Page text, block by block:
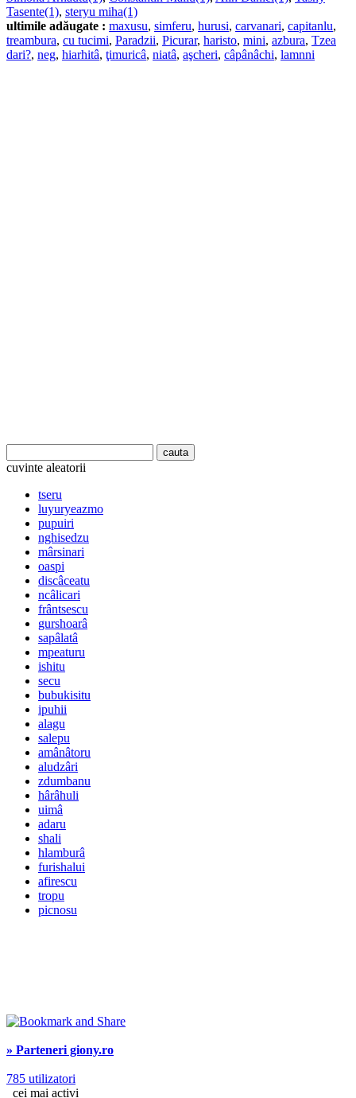
Tasente(1), steryu miha(1)
ultimile adăugate : maxusu, simferu, hurusi, carvanari, capitanlu,
treambura, cu tucimi, Paradzii, Picurar, haristo, mini, azbura, Tzea
dari?, neg, hiarhitâ, ţimuricâ, niatâ, aşcheri, câpânâchi, lamnni
cuvinte aleatorii
tseru
luyuryeazmo
pupuiri
nghisedzu
mârsinari
oaspi
discâceatu
ncâlicari
frântsescu
gurshoarâ
sapâlatâ
mpeaturu
ishitu
secu
bubukisitu
ipuhii
alagu
salepu
amânâtoru
aludzâri
zdumbanu
hârâhuli
uimâ
adaru
shali
hlamburâ
furishalui
afirescu
tropu
picnosu
» Parteneri giony.ro
785 utilizatori
cei mai activi